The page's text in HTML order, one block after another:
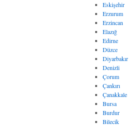
Eskişehir
Erzurum
Erzincan
Elazığ
Edirne
Düzce
Diyarbakır
Denizli
Çorum
Çankırı
Çanakkale
Bursa
Burdur
Bilecik